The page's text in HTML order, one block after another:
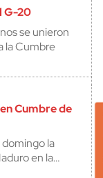
G-20
se unieron
la Cumbre
Cumbre de
la
en la…